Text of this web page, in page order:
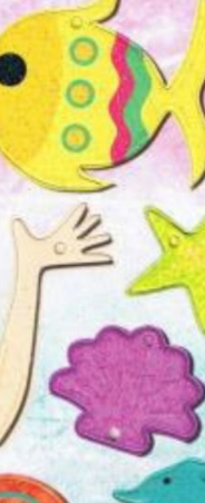
OUTLET Ornamenten